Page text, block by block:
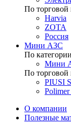
По торговой
Harvia
ZOTA
Россия
Мини АЗС
По категории
Мини
По торговой
PIUSI
О компании
Полезные